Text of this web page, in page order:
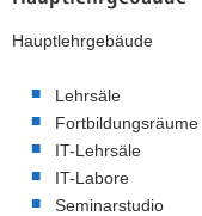
Hauptlehrgebäude
Lehrsäle
Fortbildungsräume
IT-Lehrsäle
IT-Labore
Seminarstudio